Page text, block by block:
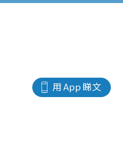
用 App 睇文